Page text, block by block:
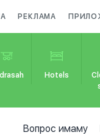
РЕКЛАМА
Hotels
Вопрос имаму